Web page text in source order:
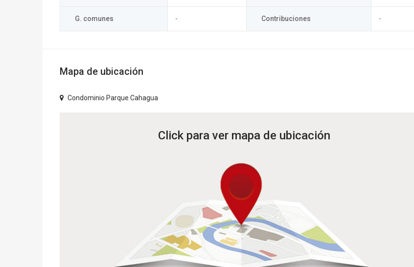
G. comunes - Contribuciones -
Mapa de ubicación
Condominio Parque Cahagua
Click para ver mapa de ubicación